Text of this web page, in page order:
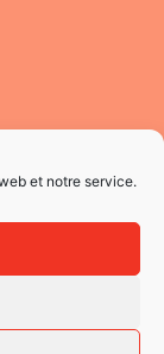
et notre service.